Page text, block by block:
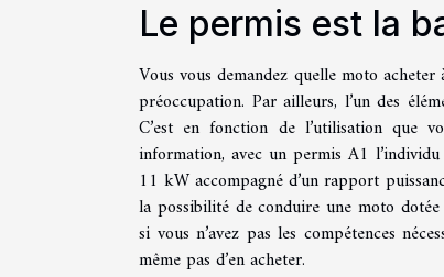
Le permis est la
Vous vous demandez quelle moto
préoccupation. Par ailleurs, l’un des
C’est en fonction de l’utilisation que
information, avec un permis A1
11 kW accompagné d’un rapport
la possibilité de conduire une moto
si vous n’avez pas les compétences
même pas d’en acheter.